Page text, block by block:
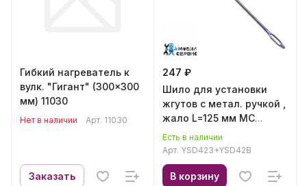
Гибкий нагреватель к
вулк. "Гигант" (300x300
мм) 11030
Нет в наличии Арт. 11030
Заказать
247 ₽
Шило для установки
жгутов с метал. ручкой ,
жало L=125 мм МС
YSD423+YSD42B
Есть в наличии
Арт. YSD423+YSD42B
В корзину